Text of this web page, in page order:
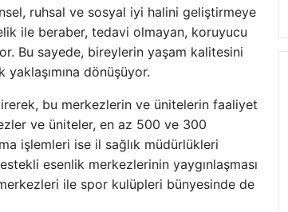
ruhsal ve sosyal iyi halini geliştirmeye
ile beraber, tedavi olmayan, koruyucu
Bu sayede, bireylerin yaşam kalitesini
yaklaşımına dönüşüyor.
bu merkezlerin ve ünitelerin faaliyet
ve üniteler, en az 500 ve 300
işlemleri ise il sağlık müdürlükleri
esenlik merkezlerinin yaygınlaşması
ile spor kulüpleri bünyesinde de